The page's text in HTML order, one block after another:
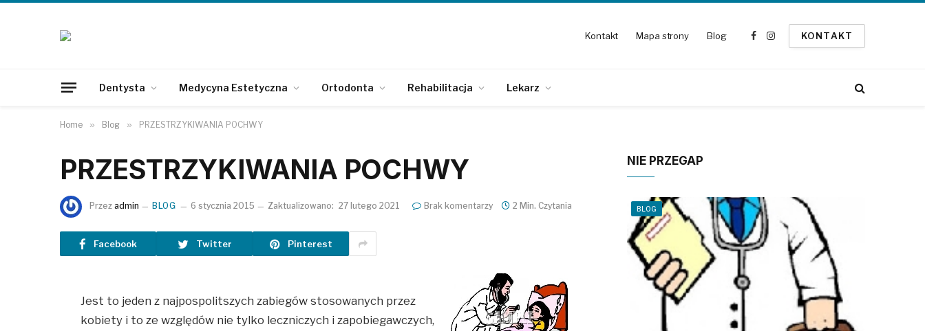
Kontakt Mapa strony Blog
Facebook
Instagram
KONTAKT
Dentysta Medycyna Estetyczna Ortodonta Rehabilitacja Lekarz
Home » Blog » PRZESTRZYKIWANIA POCHWY
PRZESTRZYKIWANIA POCHWY
Przez admin BLOG 6 stycznia 2015 Zaktualizowano: 27 lutego 2021 Brak komentarzy 2 Min. Czytania
Facebook Twitter Pinterest
Jest to jeden z najpospolitszych zabiegów stosowanych przez
kobiety i to ze względów nie tylko leczniczych i zapobiegawczych,
NIE PRZEGAP
BLOG